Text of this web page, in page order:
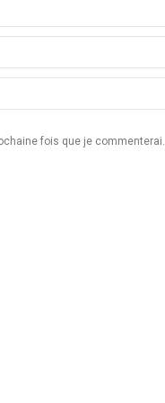
fois que je commenterai.